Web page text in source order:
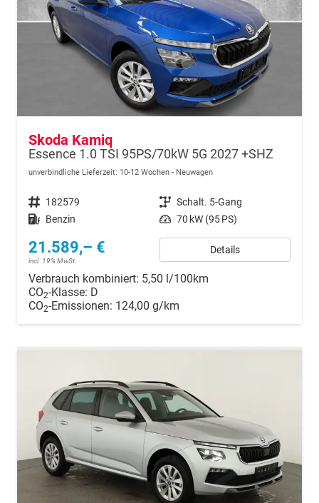
Skoda Kamiq
Essence 1.0 TSI 95PS/70kW 5G 2027 +SHZ
unverbindliche Lieferzeit: 10-12 Wochen Neuwagen
Fahrzeugnr. 182579 Getriebe Schalt. 5-Gang
Kraftstoff Benzin Leistung 70 kW (95 PS)
21.589,– €
incl. 19% MwSt.
Details
Verbrauch kombiniert: 5,50 l/100km
CO2-Klasse: D
CO2-Emissionen: 124,00 g/km